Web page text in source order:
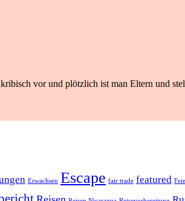
vor und plötzlich ist man Eltern und
Erwachsen Escape fair trade featured